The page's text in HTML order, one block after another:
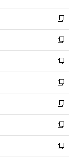
ウ
で
開
く
ン
ド
ウ
で
開
く
新
し
い
ウ
ィ
ン
ド
ウ
で
開
く
新
し
い
ウ
ィ
ン
ド
ウ
で
開
く
新
し
い
ウ
ィ
ン
ド
ウ
で
開
新
し
い
ウ
ィ
ン
ド
ウ
新
し
い
ウ
ィ
ン
新
し
い
ウ
新
し